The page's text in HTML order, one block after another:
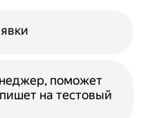
поможет
на тестовый